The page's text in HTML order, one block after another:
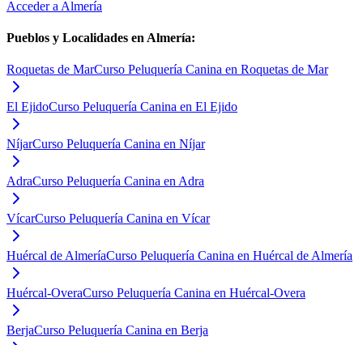
Acceder a Almería
Pueblos y Localidades en Almería:
Roquetas de MarCurso Peluquería Canina en Roquetas de Mar
El EjidoCurso Peluquería Canina en El Ejido
NíjarCurso Peluquería Canina en Níjar
AdraCurso Peluquería Canina en Adra
VícarCurso Peluquería Canina en Vícar
Huércal de AlmeríaCurso Peluquería Canina en Huércal de Almería
Huércal-OveraCurso Peluquería Canina en Huércal-Overa
BerjaCurso Peluquería Canina en Berja